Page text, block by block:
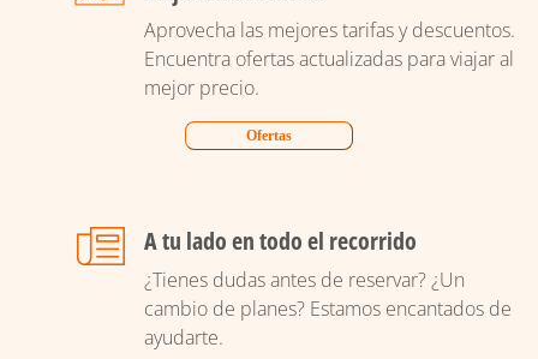
Aprovecha las mejores tarifas y descuentos.
Encuentra ofertas actualizadas para viajar al
mejor precio.
Ofertas
A tu lado en todo el recorrido
¿Tienes dudas antes de reservar? ¿Un
cambio de planes? Estamos encantados de
ayudarte.